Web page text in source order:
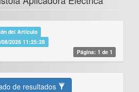
del Artículo
2026 11:25:28
Página: 1 de 1
de resultados